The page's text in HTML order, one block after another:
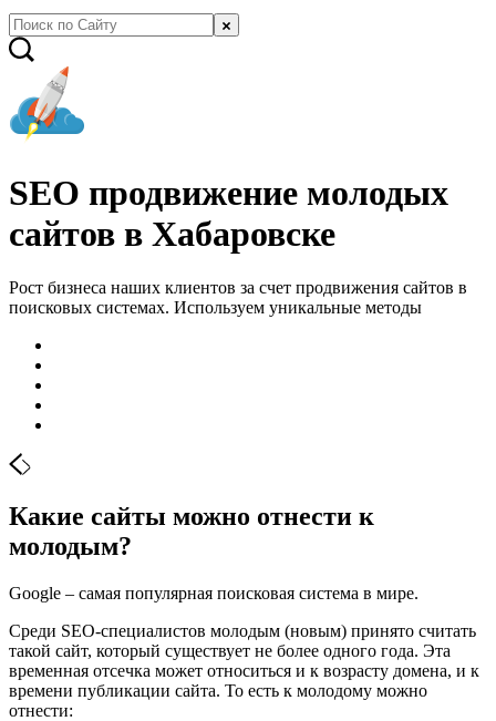
SEO продвижение молодых
сайтов в Хабаровске
Рост бизнеса наших клиентов за счет продвижения сайтов в
поисковых системах. Используем уникальные методы
Какие сайты можно отнести к
молодым?
Google – самая популярная поисковая система в мире.
Среди SEO-специалистов молодым (новым) принято считать
такой сайт, который существует не более одного года. Эта
временная отсечка может относиться и к возрасту домена, и к
времени публикации сайта. То есть к молодому можно
отнести: